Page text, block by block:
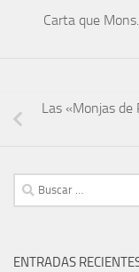
Carta que
Las «Monjas
ENTRADAS